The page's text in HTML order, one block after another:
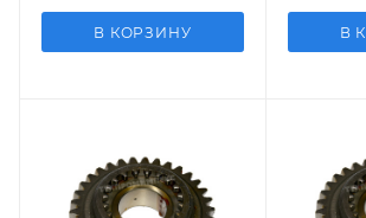
В КОРЗИНУ В